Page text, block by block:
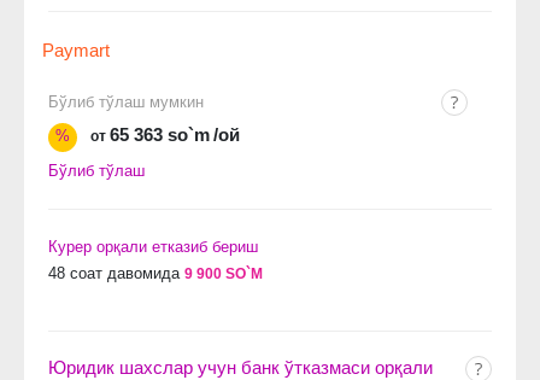
Paymart
Бўлиб тўлаш мумкин
%
от 65 363 so`m/ой
Бўлиб тўлаш
Курер орқали етказиб бериш
48 соат давомида 9 900 SO`M
Юридик шахслар учун банк ўтказмаси орқали